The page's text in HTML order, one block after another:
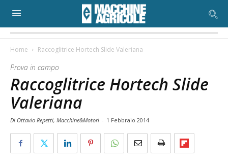
Home Raccoglitrice Hortech Slide Valeriana
Prova in campo
Raccoglitrice Hortech Slide
Valeriana
Di Ottavio Repetti, Macchine&Motori - 1 Febbraio 2014